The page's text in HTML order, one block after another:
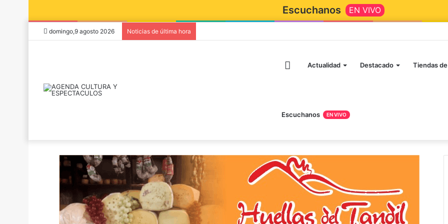
Escuchanos EN VIVO
domingo,9 agosto 2026 Noticias de última hora
Actualidad Destacado Tiendas
Escuchanos EN VIVO